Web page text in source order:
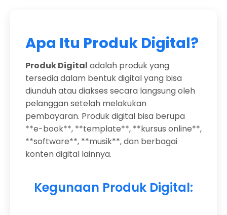
Apa Itu Produk Digital?
Produk Digital adalah produk yang
tersedia dalam bentuk digital yang bisa
diunduh atau diakses secara langsung oleh
pelanggan setelah melakukan
pembayaran. Produk digital bisa berupa
**e-book**, **template**, **kursus online**,
**software**, **musik**, dan berbagai
konten digital lainnya.
Kegunaan Produk Digital: